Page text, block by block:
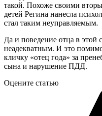
такой. Похоже своими
детей Регина нанесла
стал таким неуправляемым.
Да и поведение отца в
неадекватным. И это
кличку «отец года» за
сына и нарушение ПДД.
Оцените статью